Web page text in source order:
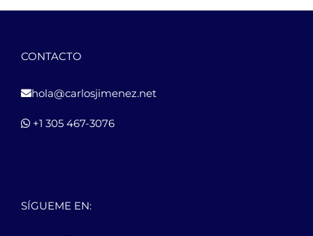
CONTACTO
hola@carlosjimenez.net
+1 305 467-3076
SÍGUEME EN: